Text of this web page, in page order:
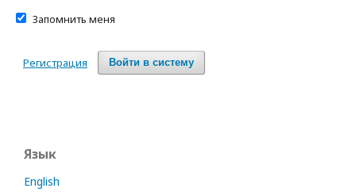
Запомнить меня
Войти в систему
Регистрация
Язык
English